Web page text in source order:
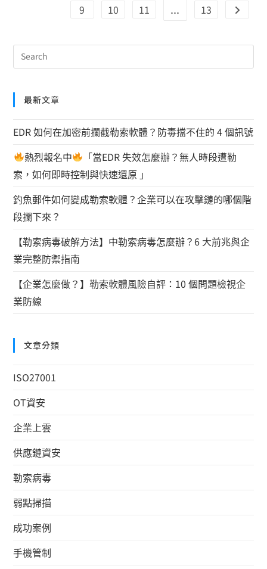
9 10 11 ... 13
最新文章
EDR 如何在加密前攔截勒索軟體？防毒擋不住的 4 個訊號
熱烈報名中
「當EDR 失效怎麼辦？無人時段遭勒
索，如何即時控制與快速還原 」
釣魚郵件如何變成勒索軟體？企業可以在攻擊鏈的哪個階
段攔下來？
【勒索病毒破解方法】中勒索病毒怎麼辦？6 大前兆與企
業完整防禦指南
【企業怎麼做？】勒索軟體風險自評：10 個問題檢視企
業防線
文章分類
ISO27001
OT資安
企業上雲
供應鏈資安
勒索病毒
弱點掃描
成功案例
手機管制